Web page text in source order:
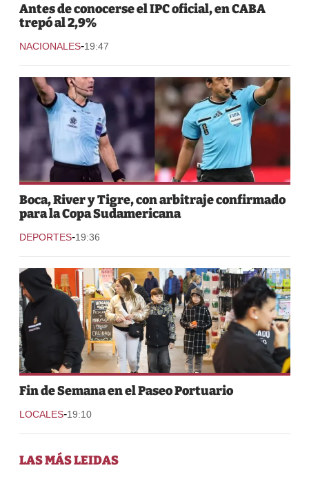
Antes de conocerse el IPC oficial, en CABA
trepó al 2,9%
NACIONALES-19:47
Boca, River y Tigre, con arbitraje confirmado
para la Copa Sudamericana
DEPORTES-19:36
Fin de Semana en el Paseo Portuario
LOCALES-19:10
LAS MÁS LEIDAS